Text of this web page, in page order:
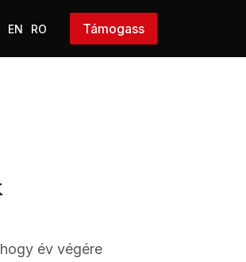
EN RO Támogass
év végére